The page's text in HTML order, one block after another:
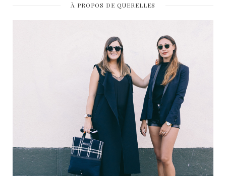
À PROPOS DE QUERELLES